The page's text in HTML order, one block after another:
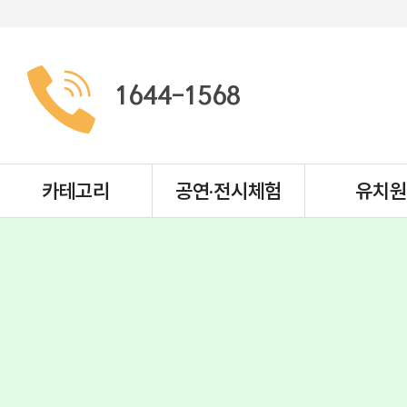
1644-1568
카테고리 공연·전시체험 유치원